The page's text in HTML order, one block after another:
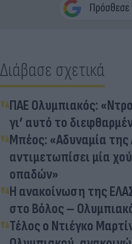
Διάβασε σχετικά
ΠΑΕ Ολυμπιακός:
γι’ αυτό το
Μπέος: «Αδυναμία της
αντιμετωπίσει μία
οπαδών»
Η ανακοίνωση της
στο Βόλος –
Τέλος ο Ντιέγκο